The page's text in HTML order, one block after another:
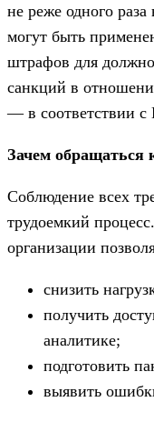
не реже одного
могут быть
штрафов для
санкций в
— в соответствии
Зачем обращаться
Соблюдение всех
трудоемкий
организации
снизить
получить
аналитике;
подготовить
выявить